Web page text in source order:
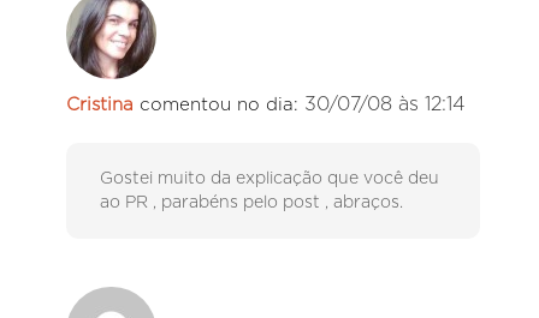
Cristina comentou no dia: 30/07/08 às 12:14
Gostei muito da explicação que você deu
ao PR , parabéns pelo post , abraços.